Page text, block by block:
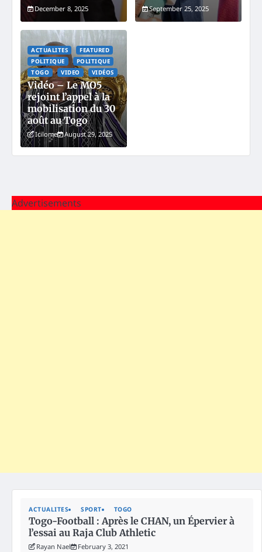
December 8, 2025
September 25, 2025
ACTUALITES
FEATURED
POLITIQUE
POLITIQUE
TOGO
VIDEO VIDÉOS
Vidéo – Le MO5
rejoint l’appel à la
mobilisation du 30
août au Togo
Icilome August 29, 2025
Advertisements
ACTUALITES SPORT TOGO
Togo-Football : Après le CHAN, un Épervier à
l’essai au Raja Club Athletic
Rayan Nael February 3, 2021